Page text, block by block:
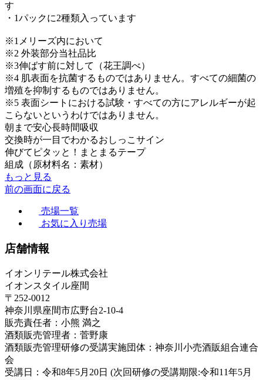
す
・1パックに2種類入っています
※1メリーズ内において
※2 外装部分当社品比
※3伸ばす前に対して（花王調べ）
※4 肌表面を抗菌するものではありません。すべての細菌の
増殖を抑制するものではありません。
※5 表面シートにおける試験・すべての方にアレルギーが起
こらないというわけではありません。
朝まで安心長時間吸収
交換時が一目でわかるおしっこサイン
伸びてピタッと！まとまるテープ
組成（原材料名：素材）
もっと見る
前の画面に戻る
売場一覧
お気に入り売場
店舗情報
イオンリテール株式会社
イオンスタイル座間
〒252-0012
神奈川県座間市広野台2-10-4
販売責任者：小熊 満之
酒類販売管理者：菅野康
酒類販売管理研修の受講実施団体：神奈川小売酒販組合連合
会
受講日：令和8年5月20日 (次回研修の受講期限:令和11年5月